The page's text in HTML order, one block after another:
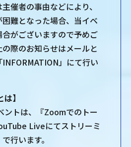
催者の事由などにより、
難となった場合、当イベ
がございますので予めご
際のお知らせはメールと
」にて⾏い
】
ントは、『Zoomでのトー
Liveにてストリーミ
⾏います。